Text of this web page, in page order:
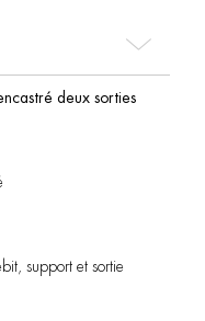
deux sorties
support et sortie